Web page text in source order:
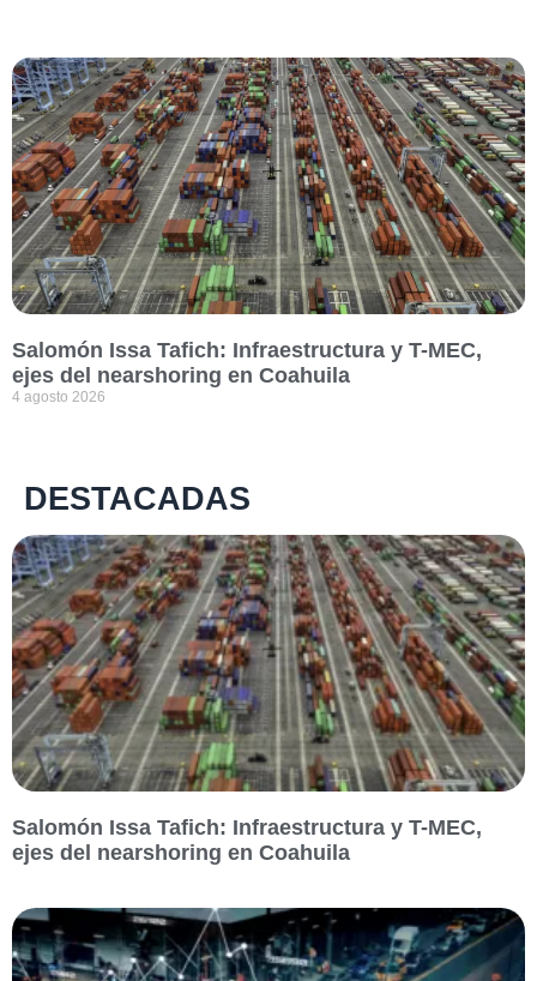
Salomón Issa Tafich: Infraestructura y T-MEC,
ejes del nearshoring en Coahuila
4 agosto 2026
DESTACADAS
Salomón Issa Tafich: Infraestructura y T-MEC,
ejes del nearshoring en Coahuila